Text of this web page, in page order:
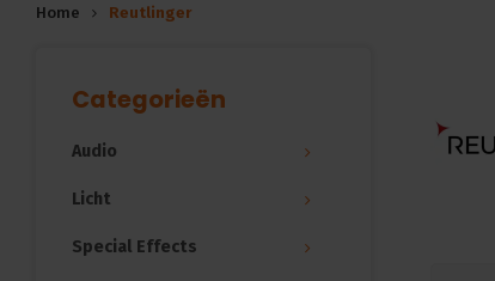
Home Reutlinger
Categorieën
Audio
Licht
Special Effects